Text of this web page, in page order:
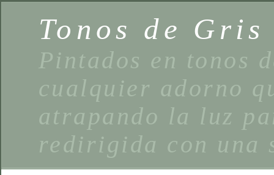
Tonos de Gris
Pintados en tonos
cualquier adorno
atrapando la luz
redirigida con una